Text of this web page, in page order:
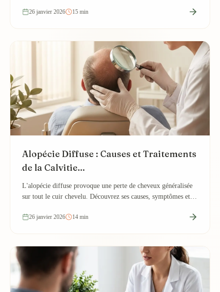
26 janvier 2026 15 min
Alopécie Diffuse : Causes et Traitements
de la Calvitie...
L'alopécie diffuse provoque une perte de cheveux généralisée
sur tout le cuir chevelu. Découvrez ses causes, symptômes et
26 janvier 2026 14 min